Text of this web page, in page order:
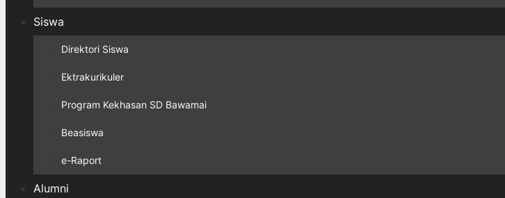
Siswa
Direktori Siswa
Ektrakurikuler
Program Kekhasan SD Bawamai
Beasiswa
e-Raport
Alumni